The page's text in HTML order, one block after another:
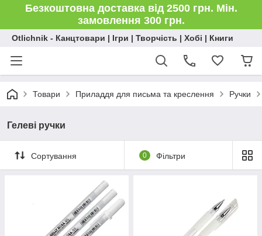
Безкоштовна доставка від 2500 грн. Мін.
замовлення 300 грн.
Otlichnik - Канцтовари | Ігри | Творчість | Хобі | Книги
Товари Приладдя для письма та креслення Ручки
Гелеві ручки
Сортування 0 Фільтри